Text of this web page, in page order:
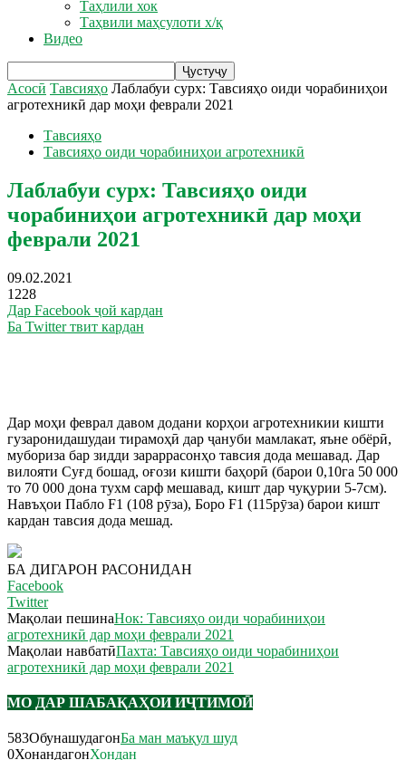
Таҳлили хок
Таҳвили маҳсулоти х/қ
Видео
Асосӣ Тавсияҳо Лаблабуи сурх: Тавсияҳо оиди чорабиниҳои
агротехникӣ дар моҳи феврали 2021
Тавсияҳо
Тавсияҳо оиди чорабиниҳои агротехникӣ
Лаблабуи сурх: Тавсияҳо оиди
чорабиниҳои агротехникӣ дар моҳи
феврали 2021
09.02.2021
1228
Дар Facebook ҷой кардан
Ба Twitter твит кардан
Дар моҳи феврал давом додани корҳои агротехникии кишти
гузаронидашудаи тирамоҳӣ дар ҷануби мамлакат, яъне обёрӣ,
мубориза бар зидди зараррасонҳо тавсия дода мешавад. Дар
вилояти Суғд бошад, оғози кишти баҳорӣ (барои 0,10га 50 000
то 70 000 дона тухм сарф мешавад, кишт дар чуқурии 5-7см).
Навъҳои Пабло F1 (108 рӯза), Боро F1 (115рӯза) барои кишт
кардан тавсия дода мешад.
БА ДИГАРОН РАСОНИДАН
Facebook
Twitter
Мақолаи пешинаНок: Тавсияҳо оиди чорабиниҳои
агротехникӣ дар моҳи феврали 2021
Мақолаи навбатӣПахта: Тавсияҳо оиди чорабиниҳои
агротехникӣ дар моҳи феврали 2021
МО ДАР ШАБАҚАҲОИ ИҶТИМОӢ
583ОбунашудагонБа ман маъқул шуд
0ХонандагонХондан